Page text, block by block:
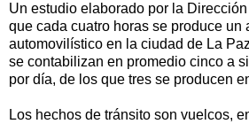
Un estudio elaborado por la
que cada cuatro horas se produce un
automovilístico en la ciudad de La
se contabilizan en promedio cinco a
por día, de los que tres se producen
Los hechos de tránsito son vuelcos,